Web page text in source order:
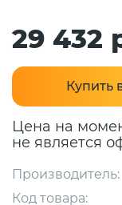
29 432
Купить
Цена на
не является
Производитель:
Код товара: